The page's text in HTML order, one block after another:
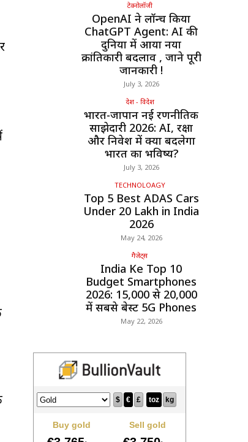
टेक्नोलॉजी
OpenAI ने लॉन्च किया
ChatGPT Agent: AI की
दुनिया में आया नया
क्रांतिकारी बदलाव , जाने पूरी
जानकारी !
July 3, 2026
देश - विदेश
भारत-जापान नई रणनीतिक
साझेदारी 2026: AI, रक्षा
और निवेश में क्या बदलेगा
भारत का भविष्य?
July 3, 2026
TECHNOLOAGY
Top 5 Best ADAS Cars
Under ₹20 Lakh in India
2026
May 24, 2026
गैजेट्स
India Ke Top 10
Budget Smartphones
2026: ₹15,000 से ₹20,000
में सबसे बेस्ट 5G Phones
May 22, 2026